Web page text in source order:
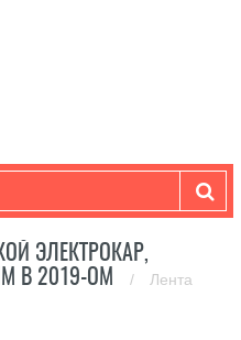
ЭЛЕКТРОКАР,
В 2019-ОМ
/
Лента